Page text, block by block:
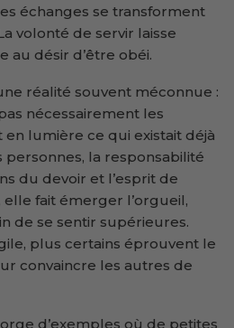
échanges se transforment
volonté de servir laisse
au désir d’être obéi.
réalité souvent méconnue :
nécessairement les
lumière ce qui existait déjà
personnes, la responsabilité
du devoir et l’esprit de
elle fait émerger l’orgueil,
de se sentir supérieures.
plus certains éprouvent le
convaincre les autres de
d’exemples où de petites